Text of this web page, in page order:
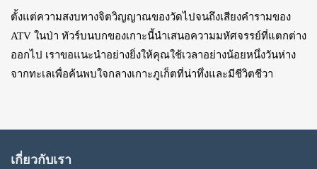
ตั้งแต่ความสงบทางจิตวิญญาณของวัดไปจนถึงเสียงคำรามของ
ATV ในป่า ทัวร์บนบกของเกาะนี้นำเสนอความมหัศจรรย์ที่แตกต่าง
ออกไป เราขอแนะนำอย่างยิ่งให้คุณใช้เวลาอย่างน้อยหนึ่งวันห่าง
จากทะเลเพื่อค้นพบใจกลางเกาะภูเก็ตที่น่าทึ่งและมีชีวิตชีวา
เกี่ยวกับเรา